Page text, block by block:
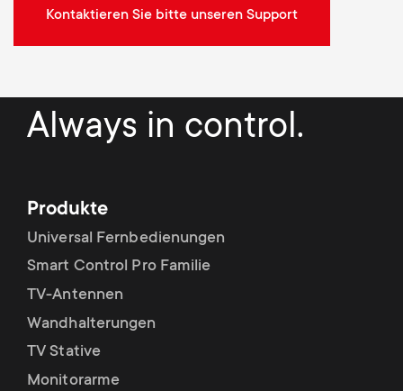
Kontaktieren Sie bitte unseren Support
Always in control.
Produkte
Universal Fernbedienungen
Smart Control Pro Familie
TV-Antennen
Wandhalterungen
TV Stative
Monitorarme